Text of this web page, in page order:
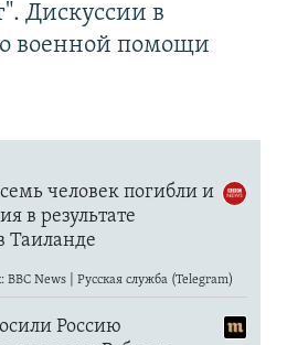
Дискуссии в
военной помощи